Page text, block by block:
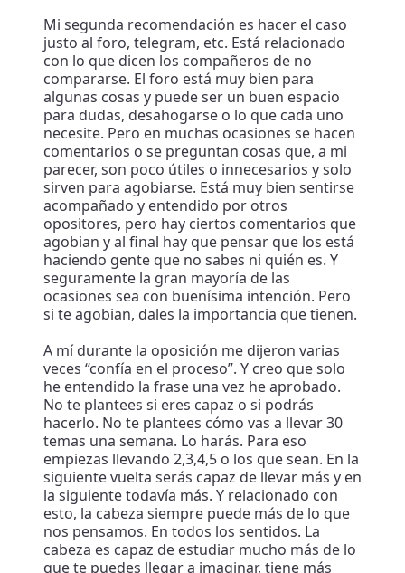
Mi segunda recomendación es hacer el caso
justo al foro, telegram, etc. Está relacionado
con lo que dicen los compañeros de no
compararse. El foro está muy bien para
algunas cosas y puede ser un buen espacio
para dudas, desahogarse o lo que cada uno
necesite. Pero en muchas ocasiones se hacen
comentarios o se preguntan cosas que, a mi
parecer, son poco útiles o innecesarios y solo
sirven para agobiarse. Está muy bien sentirse
acompañado y entendido por otros
opositores, pero hay ciertos comentarios que
agobian y al final hay que pensar que los está
haciendo gente que no sabes ni quién es. Y
seguramente la gran mayoría de las
ocasiones sea con buenísima intención. Pero
si te agobian, dales la importancia que tienen.
A mí durante la oposición me dijeron varias
veces “confía en el proceso”. Y creo que solo
he entendido la frase una vez he aprobado.
No te plantees si eres capaz o si podrás
hacerlo. No te plantees cómo vas a llevar 30
temas una semana. Lo harás. Para eso
empiezas llevando 2,3,4,5 o los que sean. En la
siguiente vuelta serás capaz de llevar más y en
la siguiente todavía más. Y relacionado con
esto, la cabeza siempre puede más de lo que
nos pensamos. En todos los sentidos. La
cabeza es capaz de estudiar mucho más de lo
que te puedes llegar a imaginar, tiene más